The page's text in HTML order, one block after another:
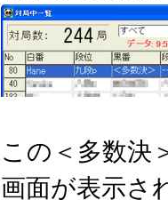
この＜多数決
画面が表示さ